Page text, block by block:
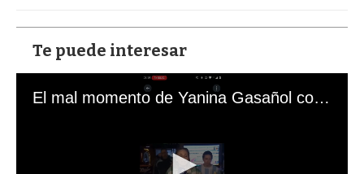
Te puede interesar
El mal momento de Yanina Gasañol con un hincha argentino en "Subrayado"